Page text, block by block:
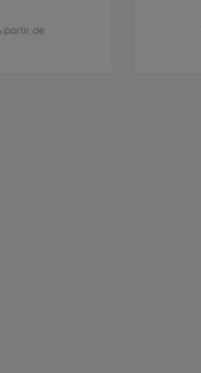
partir de